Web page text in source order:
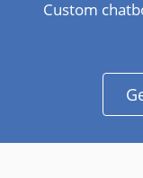
Custom